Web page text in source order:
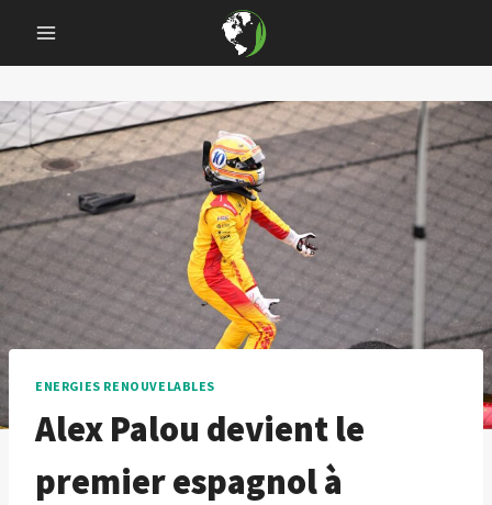
content
ENERGIES RENOUVELABLES
Alex Palou devient le
premier espagnol à